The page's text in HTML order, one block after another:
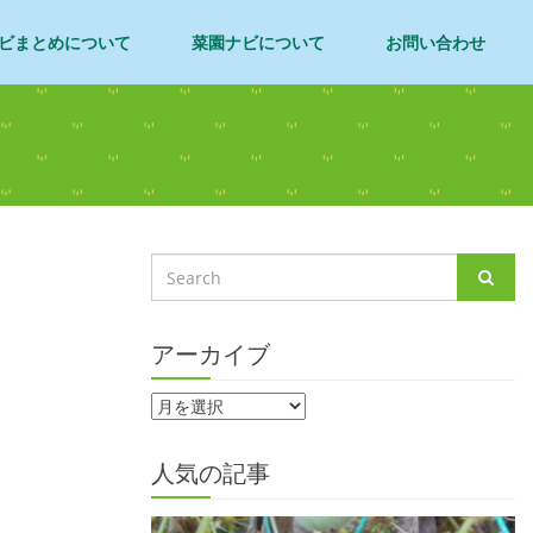
まとめについて 菜園ナビについて お問い合わせ
アーカイブ
人気の記事